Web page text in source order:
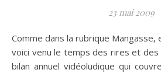
23 mai 2009
Comme dans la rubrique Mangasse, et la rubrique Musique,
voici venu le temps des rires et des
bilan annuel vidéoludique qui